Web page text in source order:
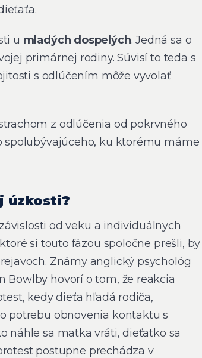
u mladých dospelých. Jedná sa o
primárnej rodiny. Súvisí to teda s
s odlúčením môže vyvolať
z odlúčenia od pokrvného
spolubývajúceho, ku ktorému máme
úzkosti?
od veku a individuálnych
si touto fázou spoločne prešli, by
Známy anglický psychológ
Bowlby hovorí o tom, že reakcia
kedy dieťa hľadá rodiča,
potrebu obnovenia kontaktu s
náhle sa matka vráti, dieťatko sa
postupne prechádza v